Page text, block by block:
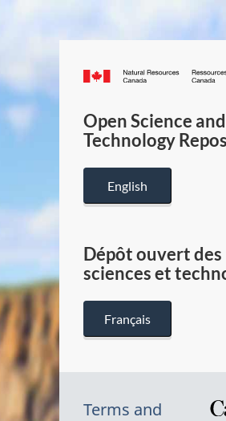
Canada.ca
Open Science and
Technology
English
Dépôt ouvert des
sciences et
Français
Terms and